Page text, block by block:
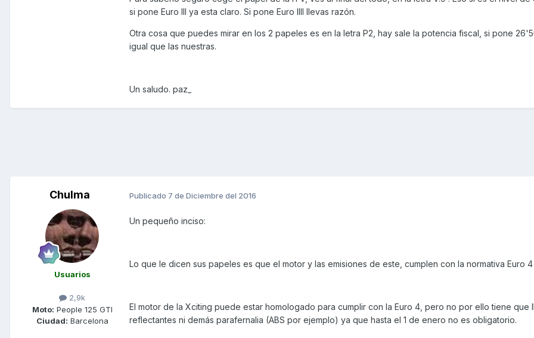
si pone Euro lll ya esta claro. Si pone Euro llll llevas razón.
Otra cosa que puedes mirar en los 2 papeles es en la letra P2, hay sale la potencia fiscal, si pone
igual que las nuestras.
Un saludo. paz_
Chulma
Usuarios
2,9k
Moto: People 125 GTI
Ciudad: Barcelona
Publicado 7 de Diciembre del 2016
Un pequeño inciso:
Lo que le dicen sus papeles es que el motor y las emisiones de este, cumplen con la normativa Euro 4
El motor de la Xciting puede estar homologado para cumplir con la Euro 4, pero no por ello tiene que
reflectantes ni demás parafernalia (ABS por ejemplo) ya que hasta el 1 de enero no es obligatorio.